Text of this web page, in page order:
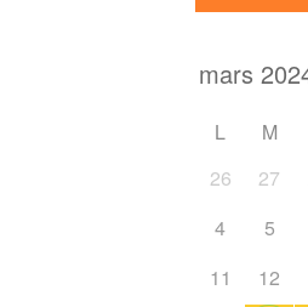
L M
26
27
4
5
11
12